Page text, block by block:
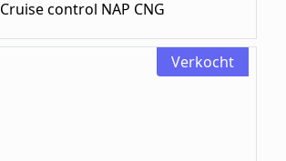
Cruise control NAP CNG
Verkocht